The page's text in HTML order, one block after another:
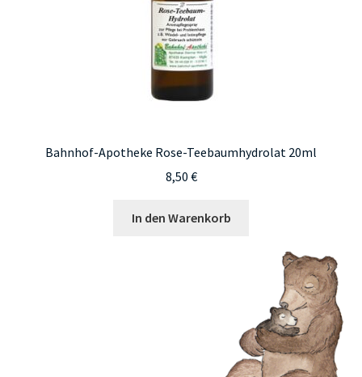
Bahnhof-Apotheke Rose-Teebaumhydrolat 20ml
8,50 €
In den Warenkorb